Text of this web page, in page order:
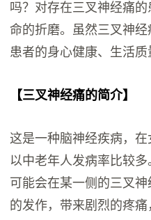
吗？对存在三叉神经痛
命的折磨。虽然三叉神
患者的身心健康、生活质
【三叉神经痛的简介】
这是一种脑神经疾病，
以中老年人发病率比较多
可能会在某一侧的三叉
的发作，带来剧烈的疼